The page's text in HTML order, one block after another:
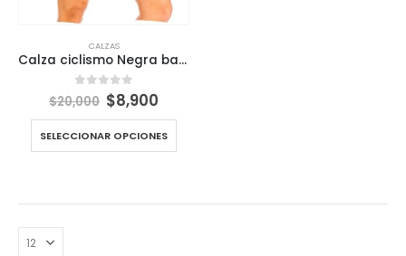
CALZAS
Calza ciclismo Negra banda Naranja Girl Ride
0 out of 5
$20,000 El
precio
original
era:
$20,000.
$8,900El
actual
es:
$8,900.
SELECCIONAR OPCIONES